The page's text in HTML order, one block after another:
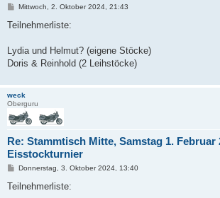
B
i
a
Mittwoch, 2. Oktober 2024, 21:43
Teilnehmerliste:
Lydia und Helmut? (eigene Stöcke)
Doris & Reinhold (2 Leihstöcke)
weck
Oberguru
Re: Stammtisch Mitte, Samstag 1. Februar
Eisstockturnier
B
i
Donnerstag, 3. Oktober 2024, 13:40
Teilnehmerliste: